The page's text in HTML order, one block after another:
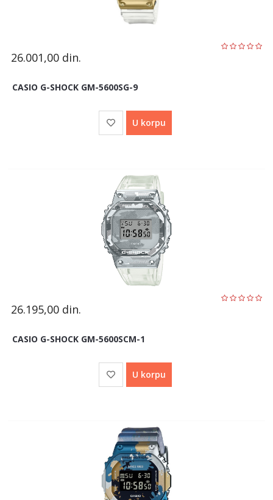
26.001,00 din.
CASIO G-SHOCK GM-5600SG-9
U korpu
26.195,00 din.
CASIO G-SHOCK GM-5600SCM-1
U korpu